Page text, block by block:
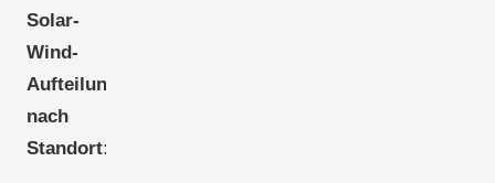
Solar-
Wind-
Aufteilung
nach
Standort: